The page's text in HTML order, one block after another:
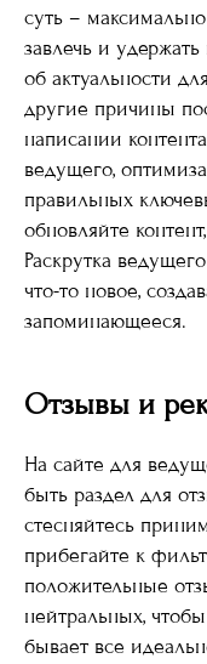
суть –
завлечь и
об актуальности
другие причины
написании
ведущего,
правильных
обновляйте
Раскрутка
что-то новое,
запоминающееся.
Отзывы и
На сайте для
быть раздел для
стесняйтесь
прибегайте к
положительные
нейтральных,
бывает все